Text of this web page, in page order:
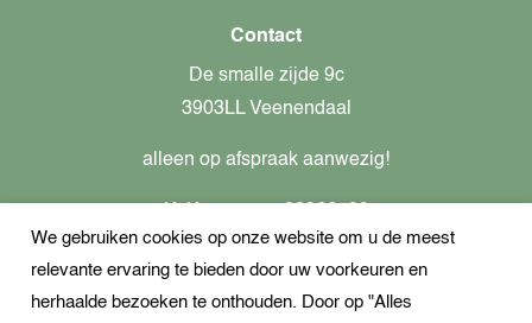
Contact
De smalle zijde 9c
3903LL Veenendaal
alleen op afspraak aanwezig!
Btw-nummer: nl862437301B01
+31621944547
We gebruiken cookies op onze website om u de meest
relevante ervaring te bieden door uw voorkeuren en
herhaalde bezoeken te onthouden. Door op "Alles